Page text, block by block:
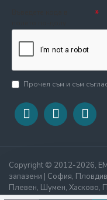
Прочел съм и съм
Copyright © 2012-2026,
запазени | София,
Плевен, Шумен, Хасково,